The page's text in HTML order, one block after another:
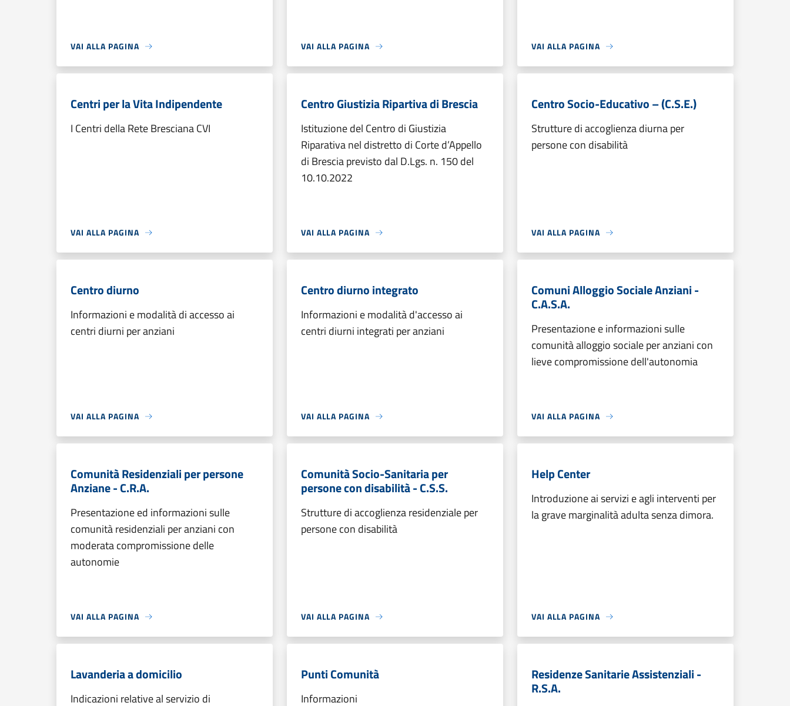
VAI ALLA PAGINA VAI ALLA PAGINA VAI ALLA PAGINA
Centri per la Vita Indipendente
I Centri della Rete Bresciana CVI
VAI ALLA PAGINA
Centro Giustizia Ripartiva di Brescia
Istituzione del Centro di Giustizia
Riparativa nel distretto di Corte d’Appello
di Brescia previsto dal D.Lgs. n. 150 del
10.10.2022
VAI ALLA PAGINA
Centro Socio-Educativo – (C.S.E.)
Strutture di accoglienza diurna per
persone con disabilità
VAI ALLA PAGINA
Centro diurno
Informazioni e modalità di accesso ai
centri diurni per anziani
VAI ALLA PAGINA
Centro diurno integrato
Informazioni e modalità d'accesso ai
centri diurni integrati per anziani
VAI ALLA PAGINA
Comuni Alloggio Sociale Anziani -
C.A.S.A.
Presentazione e informazioni sulle
comunità alloggio sociale per anziani con
lieve compromissione dell'autonomia
VAI ALLA PAGINA
Comunità Residenziali per persone
Anziane - C.R.A.
Presentazione ed informazioni sulle
comunità residenziali per anziani con
moderata compromissione delle
autonomie
VAI ALLA PAGINA
Comunità Socio-Sanitaria per
persone con disabilità - C.S.S.
Strutture di accoglienza residenziale per
persone con disabilità
VAI ALLA PAGINA
Help Center
Introduzione ai servizi e agli interventi per
la grave marginalità adulta senza dimora.
VAI ALLA PAGINA
Lavanderia a domicilio
Indicazioni relative al servizio di
Punti Comunità
Informazioni
Residenze Sanitarie Assistenziali -
R.S.A.